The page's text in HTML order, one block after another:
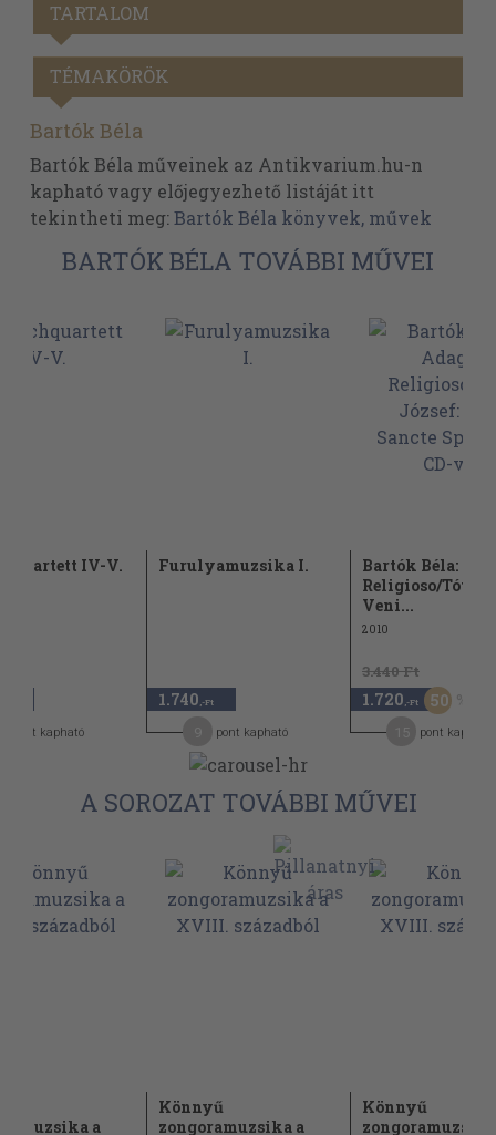
TARTALOM
TÉMAKÖRÖK
Bartók Béla
Bartók Béla műveinek az Antikvarium.hu-n
kapható vagy előjegyezhető listáját itt
tekintheti meg:Bartók Béla könyvek, művek
BARTÓK BÉLA TOVÁBBI MŰVEI
IV-V.
pont kapható
Furulyamuzsika I.
1.740 ,-Ft
pont kapható
Bartók Béla:
Religioso/Tóth
Veni...
2010
3.440 Ft
1.720 ,-Ft 50
pont kapható
A SOROZAT TOVÁBBI MŰVEI
a
Könnyű
zongoramuzsika a
Könnyű